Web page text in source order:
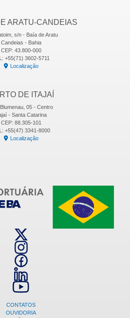
ARATU-CANDEIAS
s/n - Baía de Aratu
Candeias - Bahia
CEP: 43.800-000
+55(71) 3602-5711
Localização
DE ITAJAÍ
05 - Centro
- Santa Catarina
CEP: 88.305-101
+55(47) 3341-8000
Localização
CONTATOS
OUVIDORIA